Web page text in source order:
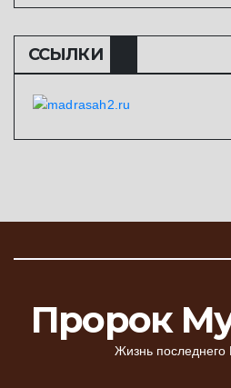
ССЫЛКИ
Пророк